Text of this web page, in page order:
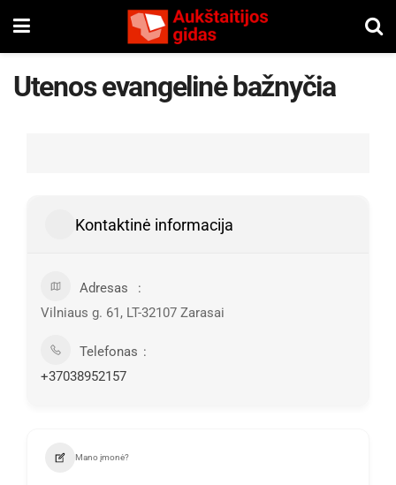
Utenos evangelinė bažnyčia
Kontaktinė informacija
Adresas
Vilniaus g. 61, LT-32107 Zarasai
Telefonas
+37038952157
Mano įmonė?